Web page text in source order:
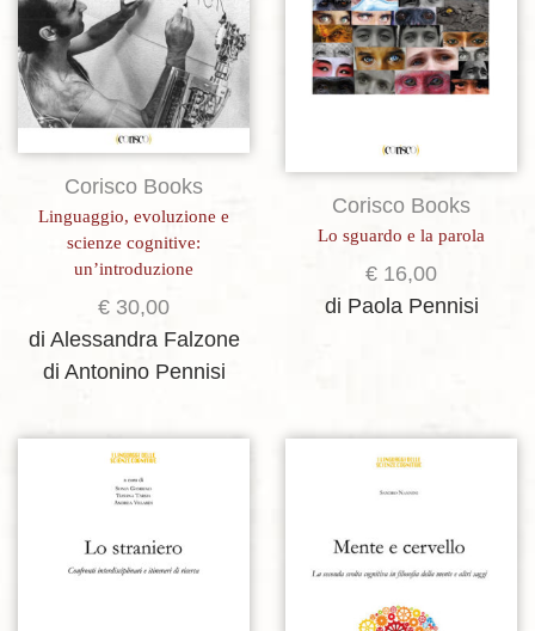
Corisco Books
Linguaggio, evoluzione e
scienze cognitive:
un’introduzione
€ 30,00
di Alessandra Falzone
di Antonino Pennisi
Corisco Books
Lo sguardo e la parola
€ 16,00
di Paola Pennisi